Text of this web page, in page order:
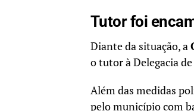
Tutor foi
Diante da situação, a
o tutor à Delegacia
Além das medidas
pelo município com